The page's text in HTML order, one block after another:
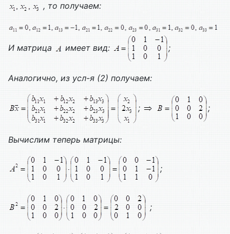
, то получаем:
И матрица имеет вид: ;
Аналогично, из усл-я (2) получаем:
; ;
Вычислим теперь матрицы:
;
;